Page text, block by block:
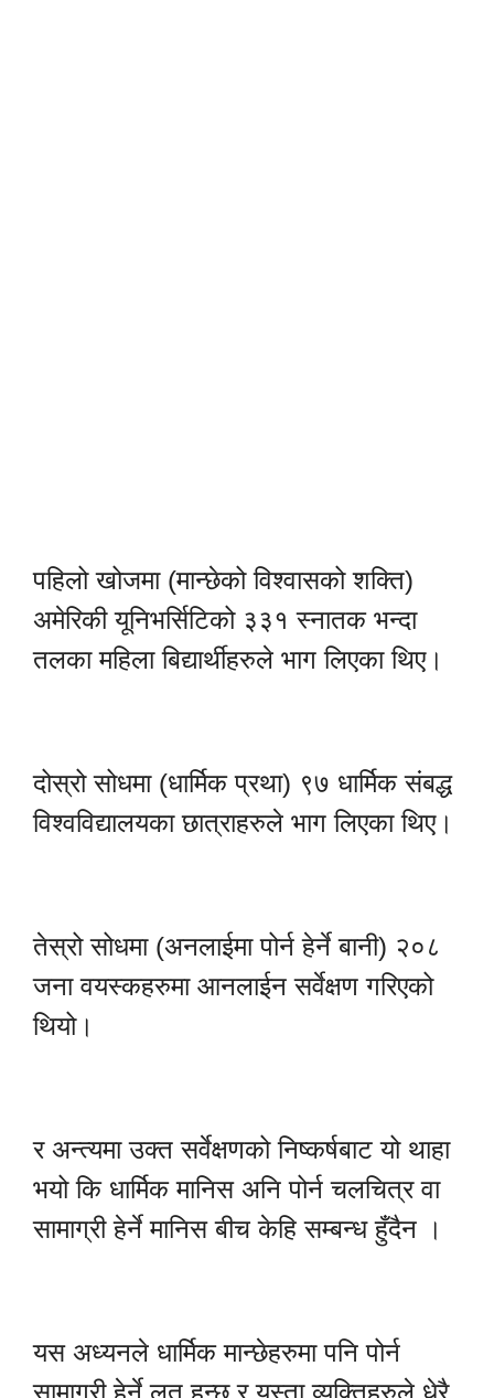
पहिलो खोजमा (मान्छेको विश्वासको शक्ति)
अमेरिकी यूनिभर्सिटिको ३३१ स्नातक भन्दा
तलका महिला बिद्यार्थीहरुले भाग लिएका थिए।
दोस्रो सोधमा (धार्मिक प्रथा) ९७ धार्मिक संबद्ध
विश्वविद्यालयका छात्राहरुले भाग लिएका थिए।
तेस्रो सोधमा (अनलाईमा पोर्न हेर्ने बानी) २०८
जना वयस्कहरुमा आनलाईन सर्वेक्षण गरिएको
थियो।
र अन्त्यमा उक्त सर्वेक्षणको निष्कर्षबाट यो थाहा
भयो कि धार्मिक मानिस अनि पोर्न चलचित्र वा
सामाग्री हेर्ने मानिस बीच केहि सम्बन्ध हुँदैन ।
यस अध्यनले धार्मिक मान्छेहरुमा पनि पोर्न